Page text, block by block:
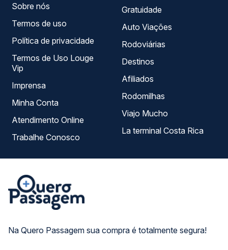
Na Quero Passagem sua compra é totalmente segura!
Sobre nós
Termos de uso
Política de privacidade
Termos de Uso Louge
Vip
Imprensa
Minha Conta
Atendimento Online
Trabalhe Conosco
Gratuidade
Auto Viações
Rodoviárias
Destinos
Afiliados
Rodomilhas
Viajo Mucho
La terminal Costa Rica